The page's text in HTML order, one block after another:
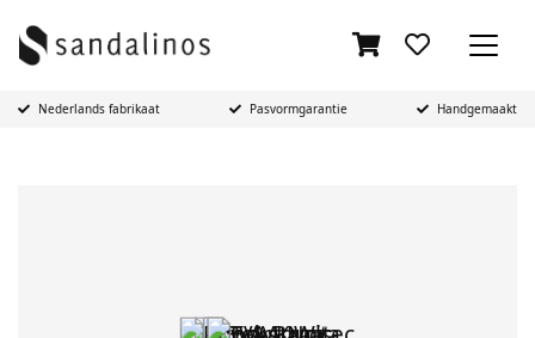
Nederlands fabrikaat Pasvormgarantie Handgemaakt